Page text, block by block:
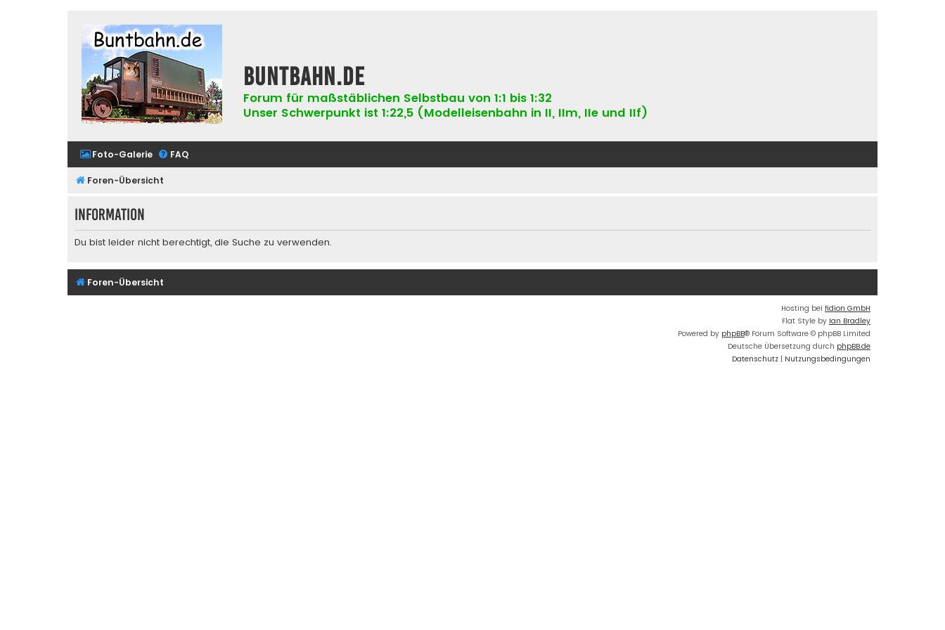
buntbahn.de
Forum für maßstäblichen Selbstbau von 1:1 bis 1:32
Unser Schwerpunkt ist 1:22,5 (Modelleisenbahn in II, IIm, IIe und IIf)
Foto-Galerie FAQ
Foren-Übersicht
Information
Du bist leider nicht berechtigt, die Suche zu verwenden.
Foren-Übersicht
Hosting bei fidion GmbH
Flat Style by Ian Bradley
Powered by phpBB® Forum Software © phpBB Limited
Deutsche Übersetzung durch phpBB.de
Datenschutz | Nutzungsbedingungen